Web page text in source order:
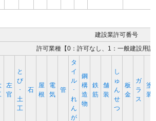
建設業許可番号
許可業種【0：許可なし、1：一般建設用
左
官
と
び
･
土
工
石
屋
根
電
気
管
タ
イ
ル
･
れ
ん
が
鋼
構
造
物
鉄
筋
舗
装
し
ゅ
ん
せ
つ
板
金
ガ
ラ
ス
塗
装